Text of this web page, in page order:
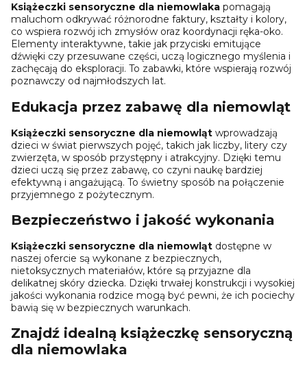
Książeczki sensoryczne dla niemowlaka pomagają
maluchom odkrywać różnorodne faktury, kształty i kolory,
co wspiera rozwój ich zmysłów oraz koordynacji ręka-oko.
Elementy interaktywne, takie jak przyciski emitujące
dźwięki czy przesuwane części, uczą logicznego myślenia i
zachęcają do eksploracji. To zabawki, które wspierają rozwój
poznawczy od najmłodszych lat.
Edukacja przez zabawę dla niemowląt
Książeczki sensoryczne dla niemowląt wprowadzają
dzieci w świat pierwszych pojęć, takich jak liczby, litery czy
zwierzęta, w sposób przystępny i atrakcyjny. Dzięki temu
dzieci uczą się przez zabawę, co czyni naukę bardziej
efektywną i angażującą. To świetny sposób na połączenie
przyjemnego z pożytecznym.
Bezpieczeństwo i jakość wykonania
Książeczki sensoryczne dla niemowląt dostępne w
naszej ofercie są wykonane z bezpiecznych,
nietoksycznych materiałów, które są przyjazne dla
delikatnej skóry dziecka. Dzięki trwałej konstrukcji i wysokiej
jakości wykonania rodzice mogą być pewni, że ich pociechy
bawią się w bezpiecznych warunkach.
Znajdź idealną książeczkę sensoryczną
dla niemowlaka